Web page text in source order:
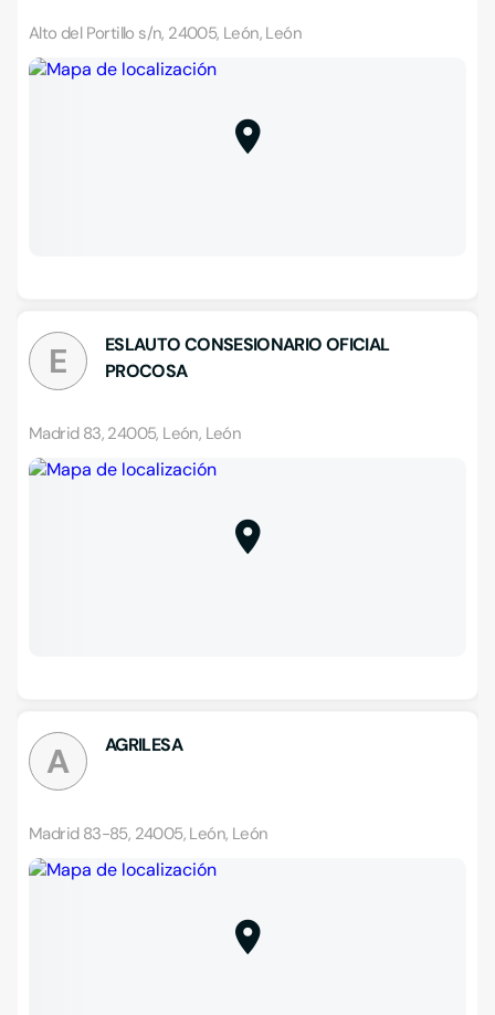
Alto del Portillo s/n, 24005, León, León
E
ESLAUTO CONSESIONARIO OFICIAL
PROCOSA
Madrid 83, 24005, León, León
A AGRILESA
Madrid 83-85, 24005, León, León